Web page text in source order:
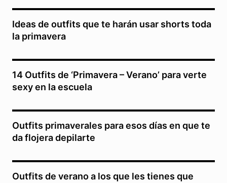
Ideas de outfits que te harán usar shorts toda
la primavera
14 Outfits de ‘Primavera – Verano’ para verte
sexy en la escuela
Outfits primaverales para esos días en que te
da flojera depilarte
Outfits de verano a los que les tienes que